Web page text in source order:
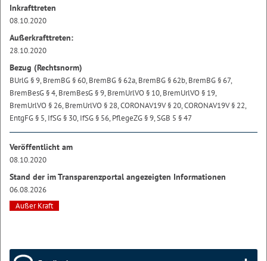
Inkrafttreten
08.10.2020
Außerkrafttreten:
28.10.2020
Bezug (Rechtsnorm)
BUrlG § 9, BremBG § 60, BremBG § 62a, BremBG § 62b, BremBG § 67,
BremBesG § 4, BremBesG § 9, BremUrlVO § 10, BremUrlVO § 19,
BremUrlVO § 26, BremUrlVO § 28, CORONAV19V § 20, CORONAV19V § 22,
EntgFG § 5, IfSG § 30, IfSG § 56, PflegeZG § 9, SGB 5 § 47
Veröffentlicht am
08.10.2020
Stand der im Transparenzportal angezeigten Informationen
06.08.2026
Außer Kraft